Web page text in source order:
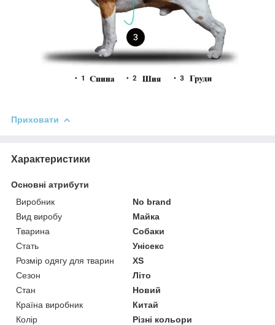
Приховати
Характеристики
Основні атрибути
Виробник
No brand
Вид виробу
Майка
Тварина
Собаки
Стать
Унісекс
Розмір одягу для тварин
XS
Сезон
Літо
Стан
Новий
Країна виробник
Китай
Колір
Різні кольори